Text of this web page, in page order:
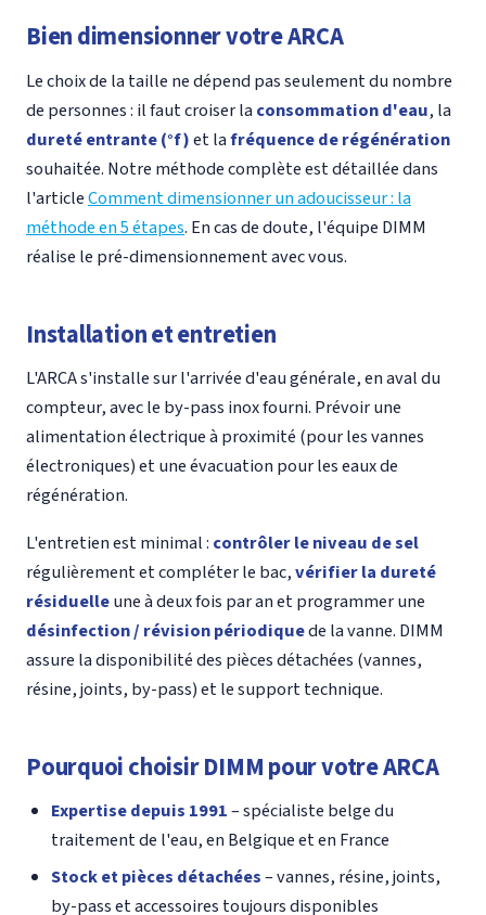
Bien dimensionner votre ARCA
Le choix de la taille ne dépend pas seulement du nombre
de personnes : il faut croiser la consommation d'eau, la
dureté entrante (°f)et lafréquence de régénération
souhaitée. Notre méthode complète est détaillée dans
l'articleComment dimensionner un adoucisseur : la
méthode en 5 étapes. En cas de doute, l'équipe DIMM
réalise le pré-dimensionnement avec vous.
Installation et entretien
L'ARCA s'installe sur l'arrivée d'eau générale, en aval du
compteur, avec le by-pass inox fourni. Prévoir une
alimentation électrique à proximité (pour les vannes
électroniques) et une évacuation pour les eaux de
régénération.
L'entretien est minimal : contrôler le niveau de sel
régulièrement et compléter le bac,vérifier la dureté
résiduelleune à deux fois par an et programmer une
désinfection / révision périodiquede la vanne. DIMM
assure la disponibilité des pièces détachées (vannes,
résine, joints, by-pass) et le support technique.
Pourquoi choisir DIMM pour votre ARCA
Expertise depuis 1991– spécialiste belge du
traitement de l'eau, en Belgique et en France
Stock et pièces détachées– vannes, résine, joints,
by-pass et accessoires toujours disponibles